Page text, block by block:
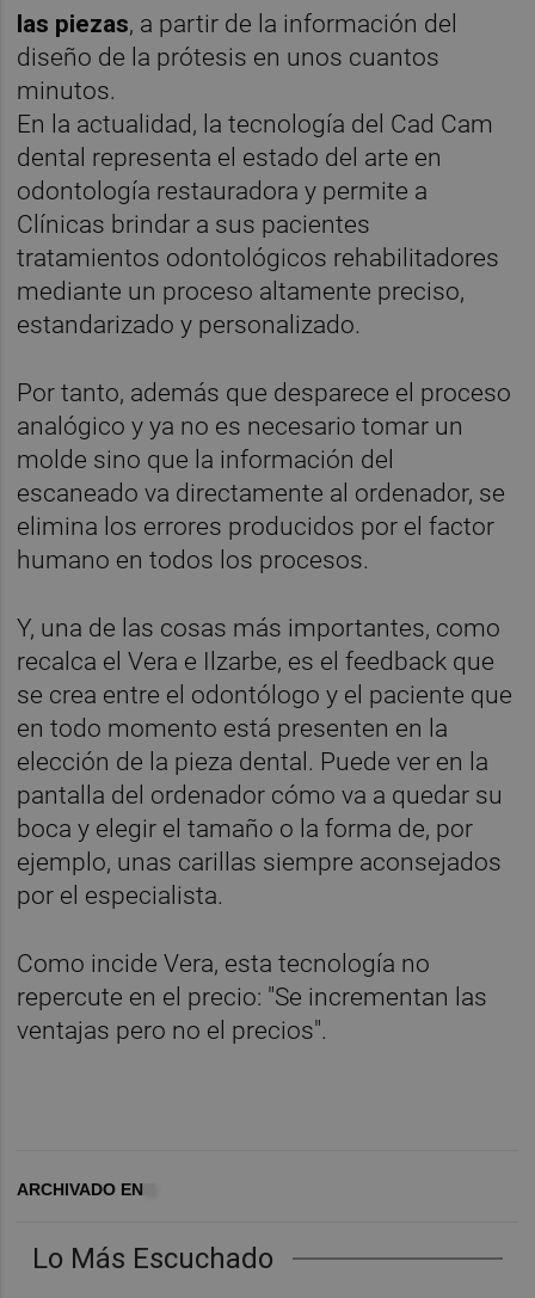
Lo Más Escuchado
las piezas, a partir de la información del
diseño de la prótesis en unos cuantos
minutos.
En la actualidad, la tecnología del Cad Cam
dental representa el estado del arte en
odontología restauradora y permite a
Clínicas brindar a sus pacientes
tratamientos odontológicos rehabilitadores
mediante un proceso altamente preciso,
estandarizado y personalizado.
Por tanto, además que desparece el proceso
analógico y ya no es necesario tomar un
molde sino que la información del
escaneado va directamente al ordenador, se
elimina los errores producidos por el factor
humano en todos los procesos.
Y, una de las cosas más importantes, como
recalca el Vera e Ilzarbe, es el feedback que
se crea entre el odontólogo y el paciente que
en todo momento está presenten en la
elección de la pieza dental. Puede ver en la
pantalla del ordenador cómo va a quedar su
boca y elegir el tamaño o la forma de, por
ejemplo, unas carillas siempre aconsejados
por el especialista.
Como incide Vera, esta tecnología no
repercute en el precio: "Se incrementan las
ventajas pero no el precios".
ARCHIVADO EN